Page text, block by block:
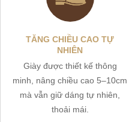
TĂNG CHIỀU CAO TỰ
NHIÊN
Giày được thiết kế thông
minh, nâng chiều cao 5–10cm
mà vẫn giữ dáng tự nhiên,
thoải mái.